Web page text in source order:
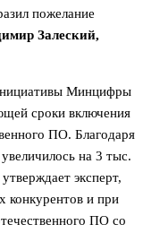
пожелание
Залеский,
Минцифры
сроки включения
ПО. Благодаря
на 3 тыс.
эксперт,
конкурентов и при
ПО со